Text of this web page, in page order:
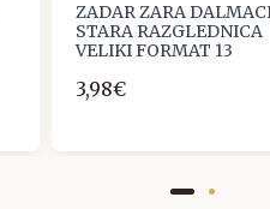
ZADAR ZARA
STARA RAZGLEDNICA
VELIKI FORMAT 13
3,98€